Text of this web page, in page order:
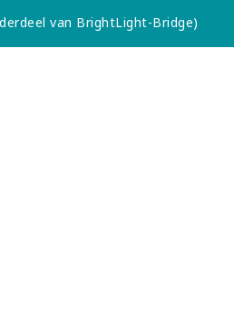
van BrightLight-Bridge)